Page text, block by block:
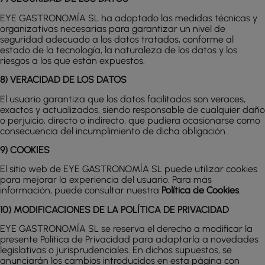
EYE GASTRONOMÍA SL ha adoptado las medidas técnicas y
organizativas necesarias para garantizar un nivel de
seguridad adecuado a los datos tratados, conforme al
estado de la tecnología, la naturaleza de los datos y los
riesgos a los que están expuestos.
8) VERACIDAD DE LOS DATOS
El usuario garantiza que los datos facilitados son veraces,
exactos y actualizados, siendo responsable de cualquier daño
o perjuicio, directo o indirecto, que pudiera ocasionarse como
consecuencia del incumplimiento de dicha obligación.
9) COOKIES
El sitio web de EYE GASTRONOMÍA SL puede utilizar cookies
para mejorar la experiencia del usuario. Para más
información, puede consultar nuestra Política de Cookies.
10) MODIFICACIONES DE LA POLÍTICA DE PRIVACIDAD
EYE GASTRONOMÍA SL se reserva el derecho a modificar la
presente Política de Privacidad para adaptarla a novedades
legislativas o jurisprudenciales. En dichos supuestos, se
anunciarán los cambios introducidos en esta página con